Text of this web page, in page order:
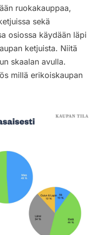
ruokakauppaa,
sekä
osiossa käydään läpi
ketjuista. Niitä
skaalan avulla.
millä erikoiskaupan